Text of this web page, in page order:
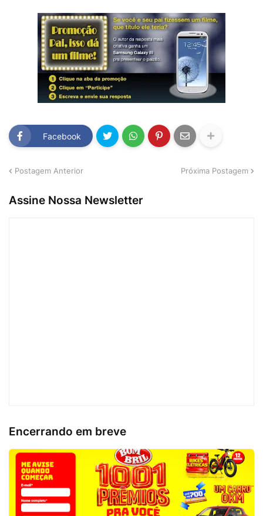
Facebook
Postagem Anterior Próxima Postagem
Assine Nossa Newsletter
Encerrando em breve